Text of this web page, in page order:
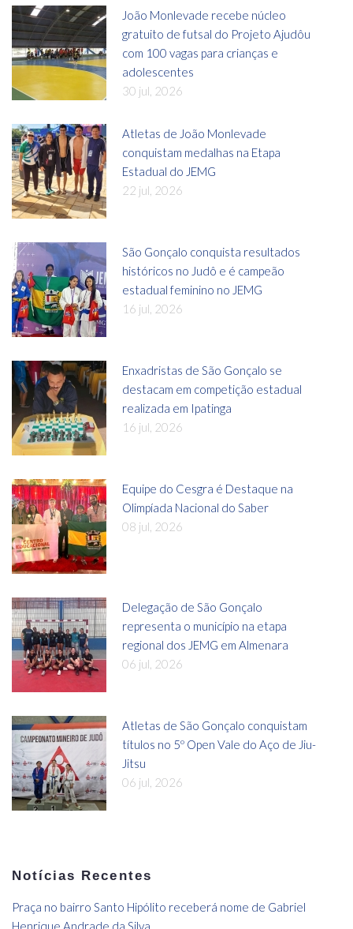
João Monlevade recebe núcleo
gratuito de futsal do Projeto Ajudôu
com 100 vagas para crianças e
adolescentes
30 jul, 2026
Atletas de João Monlevade
conquistam medalhas na Etapa
Estadual do JEMG
22 jul, 2026
São Gonçalo conquista resultados
históricos no Judô e é campeão
estadual feminino no JEMG
16 jul, 2026
Enxadristas de São Gonçalo se
destacam em competição estadual
realizada em Ipatinga
16 jul, 2026
Equipe do Cesgra é Destaque na
Olimpíada Nacional do Saber
08 jul, 2026
Delegação de São Gonçalo
representa o município na etapa
regional dos JEMG em Almenara
06 jul, 2026
Atletas de São Gonçalo conquistam
títulos no 5º Open Vale do Aço de Jiu-
Jitsu
06 jul, 2026
Notícias Recentes
Praça no bairro Santo Hipólito receberá nome de Gabriel
Henrique Andrade da Silva